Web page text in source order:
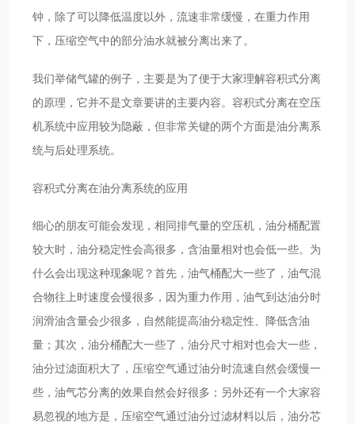
钟，除了可以降低温度以外，流速非常缓慢，在重力作用
下，压缩空气中的部分油水就被分离出来了。
我们举储气罐的例子，主要是为了便于大家理解容积式分离
的原理，它并不是文章要讲的主要内容。容积式分离在空压
机系统中应用较为隐蔽，但非常关键的两个方面是油分离系
统与后处理系统。
容积式分离在油分离系统的应用
细心的朋友可能会发现，相同排气量的空压机，油分桶配置
较大时，油分稳定性会高很多，含油量相对也会低一些。为
什么会出现这种现象呢？首先，油气桶配大一些了，油气混
合物往上时速度会慢很多，因为重力作用，油气到达油分时
润滑油含量会少很多，自然能提高油分稳定性、降低含油
量；其次，油分桶配大一些了，油分尺寸相对也会大一些，
油分过滤面积大了，压缩空气通过油分时流速自然会缓慢一
些，油气芯分离的效果自然会好很多；另外还有一个大家容
易忽视的地方是，压缩空气通过油分过滤材料以后，油分芯